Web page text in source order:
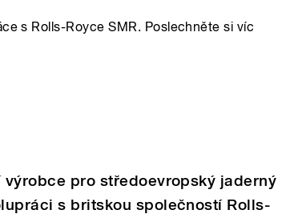
s Rolls-Royce SMR. Poslechněte si víc
pro středoevropský jaderný
s britskou společností Rolls-